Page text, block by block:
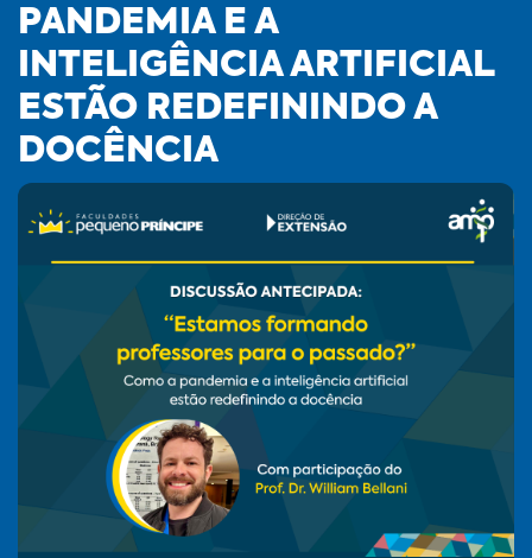
PANDEMIA E A
INTELIGÊNCIA ARTIFICIAL
ESTÃO REDEFININDO A
DOCÊNCIA